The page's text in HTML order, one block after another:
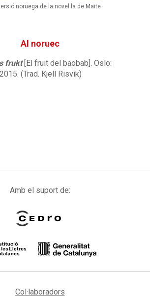
noruega de la novel·la de Maite
Al noruec
frukt[El fruit del baobab]. Oslo:
(Trad. Kjell Risvik)
Amb el suport de:
Col·laboradors